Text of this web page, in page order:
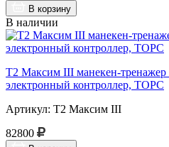
В корзину
В наличии
Т2 Максим III манекен-тренажер
электронный контроллер, ТОРС
Артикул: Т2 Максим III
82800